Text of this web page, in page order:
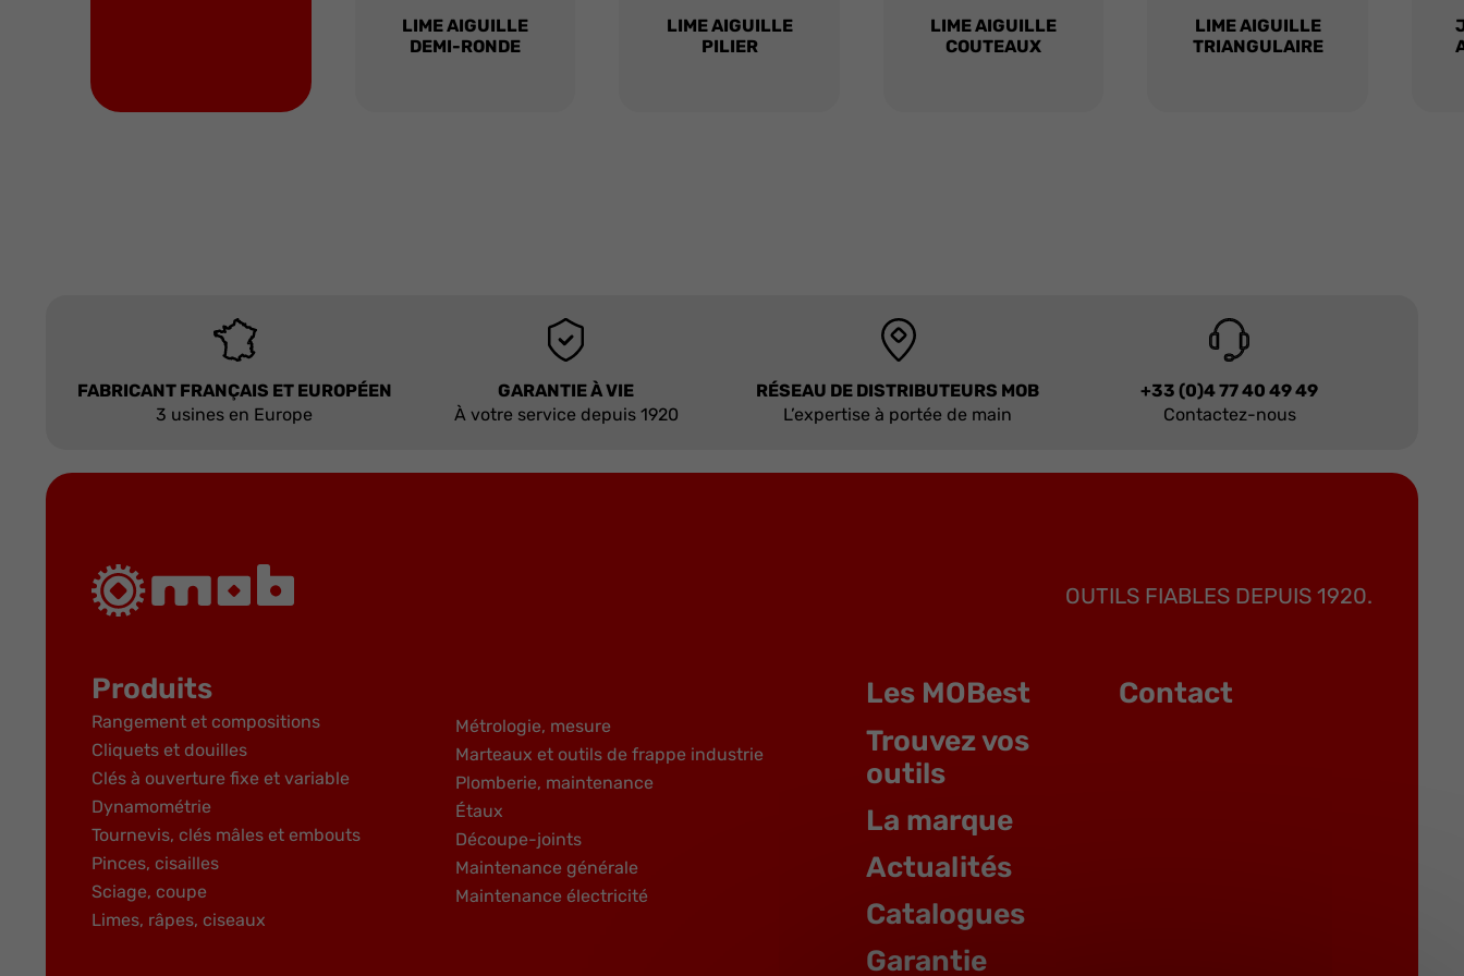
LIME AIGUILLE
DEMI-RONDE
LIME AIGUILLE
PILIER
LIME AIGUILLE
COUTEAUX
LIME AIGUILLE
TRIANGULAIRE
FABRICANT FRANÇAIS ET EUROPÉEN
3 usines en Europe
GARANTIE À VIE
À votre service depuis 1920
RÉSEAU DE DISTRIBUTEURS MOB
L’expertise à portée de main
+33 (0)4 77 40 49 49
Contactez-nous
OUTILS FIABLES DEPUIS 1920.
Produits
Rangement et compositions
Cliquets et douilles
Clés à ouverture fixe et variable
Dynamométrie
Tournevis, clés mâles et embouts
Pinces, cisailles
Sciage, coupe
Limes, râpes, ciseaux
Métrologie, mesure
Marteaux et outils de frappe industrie
Plomberie, maintenance
Étaux
Découpe-joints
Maintenance générale
Maintenance électricité
Les MOBest
Trouvez vos
outils
La marque
Actualités
Catalogues
Garantie
Contact